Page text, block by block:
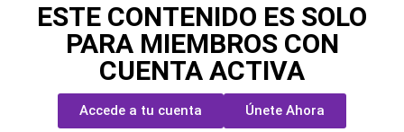
ESTE CONTENIDO ES SOLO
PARA MIEMBROS CON
CUENTA ACTIVA
Accede a tu cuenta Únete Ahora